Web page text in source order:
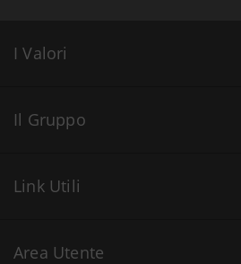
I Valori
Il Gruppo
Link Utili
Area Utente